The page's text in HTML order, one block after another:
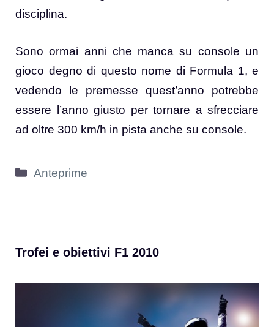
disciplina.
Sono ormai anni che manca su console un
gioco degno di questo nome di Formula 1, e
vedendo le premesse quest’anno potrebbe
essere l’anno giusto per tornare a sfrecciare
ad oltre 300 km/h in pista anche su console.
Categorie
Anteprime
Trofei e obiettivi F1 2010